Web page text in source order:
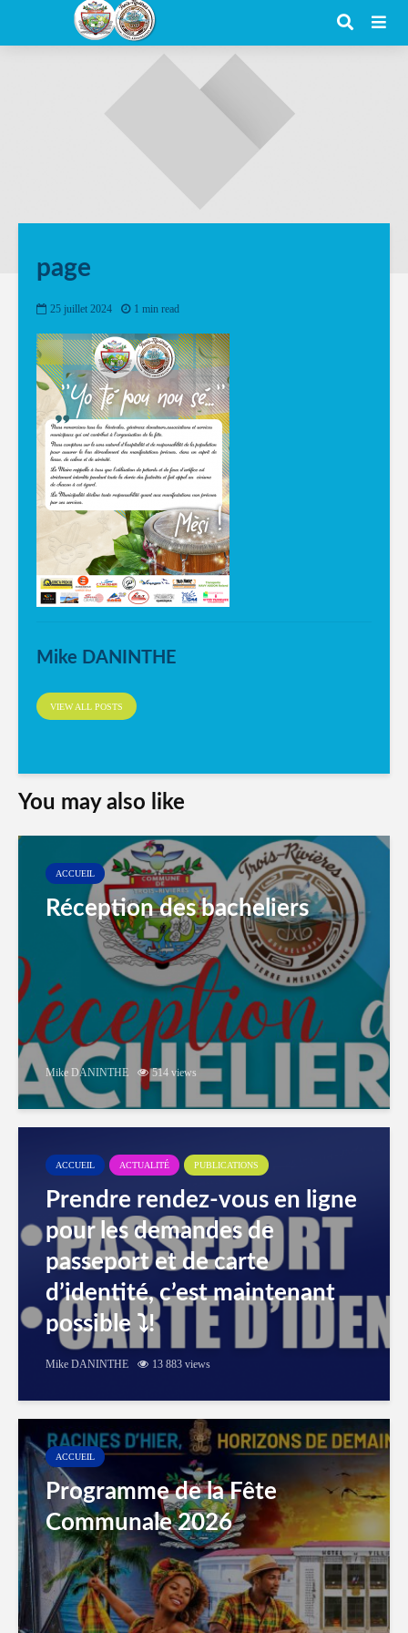
page
25 juillet 2024 1 min read
Mike DANINTHE
VIEW ALL POSTS
You may also like
ACCUEIL
Réception des bacheliers
Mike DANINTHE 514 views
ACCUEIL ACTUALITÉ PUBLICATIONS
Prendre rendez-vous en ligne
pour les demandes de
passeport et de carte
d’identité, c’est maintenant
possible ⤵️!
Mike DANINTHE 13 883 views
ACCUEIL
Programme de la Fête
Communale 2026